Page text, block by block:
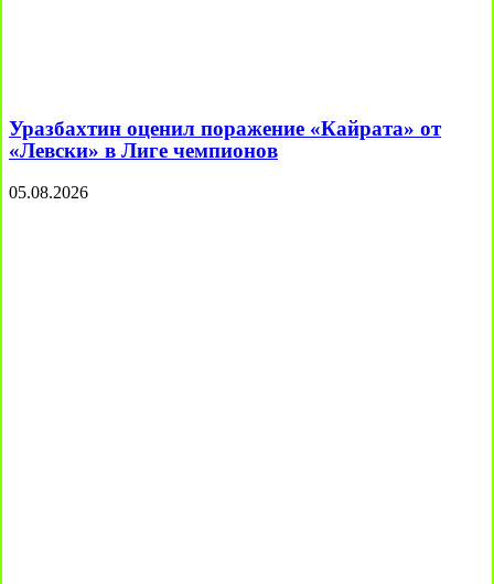
Уразбахтин оценил поражение «Кайрата» от
«Левски» в Лиге чемпионов
05.08.2026